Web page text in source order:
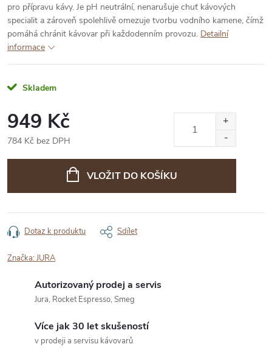
pro přípravu kávy. Je pH neutrální, nenarušuje chuť kávových
specialit a zároveň spolehlivě omezuje tvorbu vodního kamene, čímž
pomáhá chránit kávovar při každodenním provozu. Detailní
informace
Skladem
949 Kč
784 Kč bez DPH
VLOŽIT DO KOŠÍKU
Dotaz k produktu Sdílet
Značka:JURA
Autorizovaný prodej a servis
Jura, Rocket Espresso, Smeg
Více jak 30 let skušeností
v prodeji a servisu kávovarů